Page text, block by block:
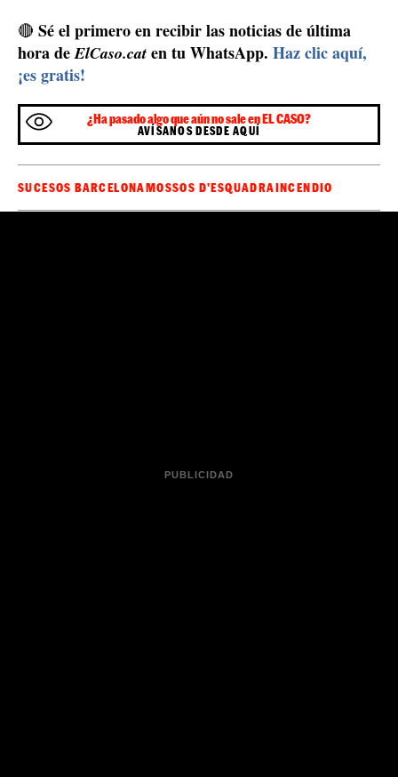
🔴 Sé el primero en recibir las noticias de última
hora deElCaso.cat en tu WhatsApp. Haz clic aquí,
¡es gratis!
¿Ha pasado algo que aún no sale en EL CASO?
AVÍSANOS DESDE AQUÍ
SUCESOS BARCELONAMOSSOS D'ESQUADRAINCENDIO